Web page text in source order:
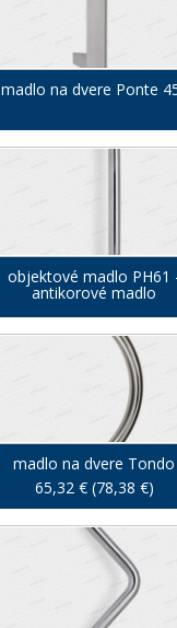
madlo na dvere Ponte
objektové madlo PH61
antikorové madlo
madlo na dvere Tondo
65,32 € (78,38 €)